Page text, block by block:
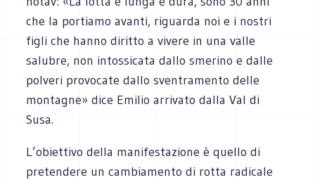
che la portiamo avanti, riguarda noi e i nostri
figli che hanno diritto a vivere in una valle
salubre, non intossicata dallo smerino e dalle
polveri provocate dallo sventramento delle
montagne» dice Emilio arrivato dalla Val di
Susa.
L’obiettivo della manifestazione è quello di
pretendere un cambiamento di rotta radicale